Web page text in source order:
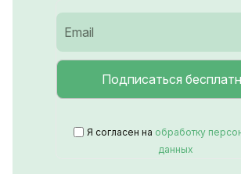
Я согласен на обработку
данных